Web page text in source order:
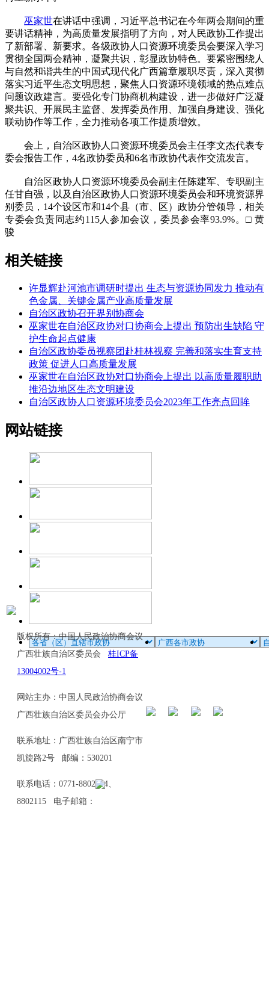
巫家世在讲话中强调，习近平总书记在今年两会期间的重
要讲话精神，为高质量发展指明了方向，对人民政协工作提出
了新部署、新要求。各级政协人口资源环境委员会要深入学习
贯彻全国两会精神，凝聚共识，彰显政协特色。要紧密围绕人
与自然和谐共生的中国式现代化广西篇章履职尽责，深入贯彻
落实习近平生态文明思想，聚焦人口资源环境领域的热点难点
问题议政建言。要强化专门协商机构建设，进一步做好广泛凝
聚共识、开展民主监督、发挥委员作用、加强自身建设、强化
联动协作等工作，全力推动各项工作提质增效。
会上，自治区政协人口资源环境委员会主任李文杰代表专
委会报告工作，4名政协委员和6名市政协代表作交流发言。
自治区政协人口资源环境委员会副主任陈建军、专职副主
任甘自强，以及自治区政协人口资源环境委员会和环境资源界
别委员，14个设区市和14个县（市、区）政协分管领导，相关
专委会负责同志约115人参加会议，委员参会率93.9%。□ 黄
骏
相关链接
许显辉赴河池市调研时提出 生态与资源协同发力 推动有
色金属、关键金属产业高质量发展
自治区政协召开界别协商会
巫家世在自治区政协对口协商会上提出 预防出生缺陷 守
护生命起点健康
自治区政协委员视察团赴桂林视察 完善和落实生育支持
政策 促进人口高质量发展
巫家世在自治区政协对口协商会上提出 以高质量履职助
推沿边地区生态文明建设
自治区政协人口资源环境委员会2023年工作亮点回眸
网站链接
版权所有：中国人民政治协商会议
广西壮族自治区委员会 桂ICP备
13004002号-1
网站主办：中国人民政治协商会议
广西壮族自治区委员会办公厅
联系地址：广西壮族自治区南宁市
凯旋路2号 邮编：530201
联系电话：0771-8802114、
8802115 电子邮箱：